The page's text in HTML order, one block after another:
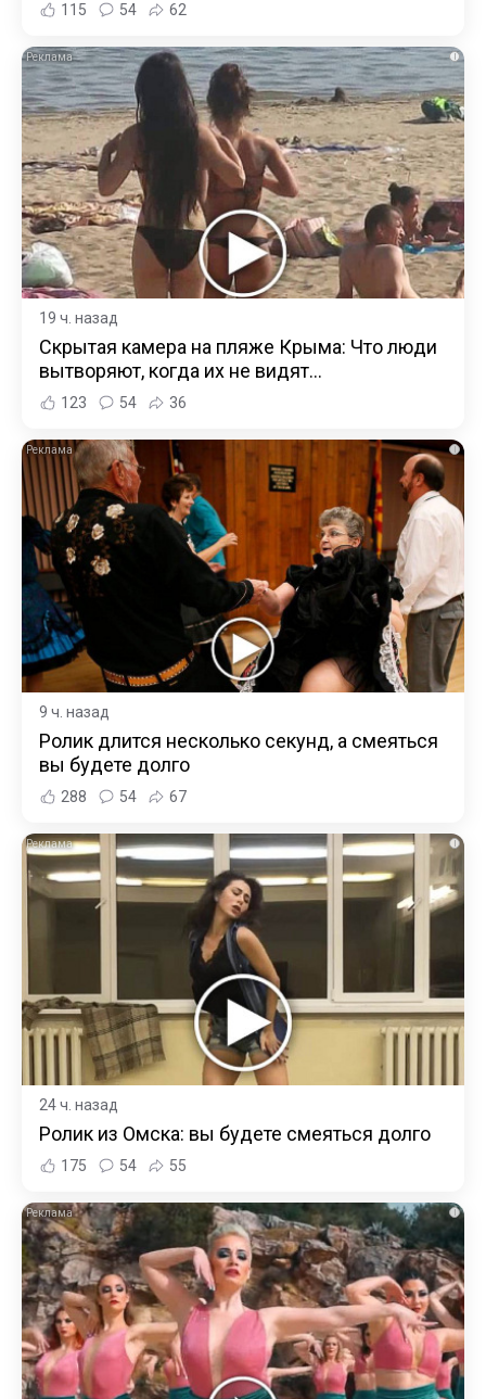
115 54 62
i
19 ч. назад
Скрытая камера на пляже Крыма: Что люди
вытворяют, когда их не видят...
123 54 36
i
9 ч. назад
Ролик длится несколько секунд, а смеяться
вы будете долго
288 54 67
i
24 ч. назад
Ролик из Омска: вы будете смеяться долго
175 54 55
i